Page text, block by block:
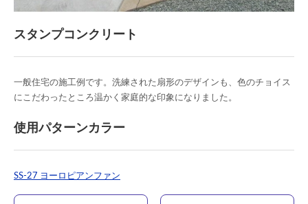
スタンプコンクリート
一般住宅の施工例です。洗練された扇形のデザインも、色のチョイス
にこだわったところ温かく家庭的な印象になりました。
使用パターンカラー
SS-27 ヨーロピアンファン